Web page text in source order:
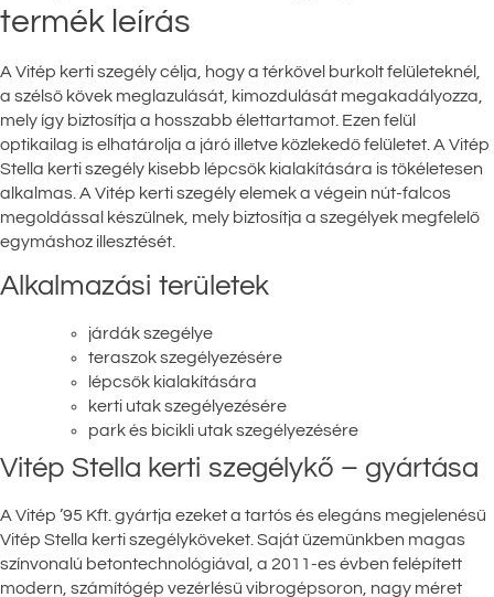
termék leírás
A Vitép kerti szegély célja, hogy a térkővel burkolt felületeknél,
a szélső kövek meglazulását, kimozdulását megakadályozza,
mely így biztosítja a hosszabb élettartamot. Ezen felül
optikailag is elhatárolja a járó illetve közlekedő felületet. A Vitép
Stella kerti szegély kisebb lépcsők kialakítására is tökéletesen
alkalmas. A Vitép kerti szegély elemek a végein nút-falcos
megoldással készülnek, mely biztosítja a szegélyek megfelelő
egymáshoz illesztését.
Alkalmazási területek
járdák szegélye
teraszok szegélyezésére
lépcsők kialakítására
kerti utak szegélyezésére
park és bicikli utak szegélyezésére
Vitép Stella kerti szegélykő – gyártása
A Vitép ’95 Kft. gyártja ezeket a tartós és elegáns megjelenésű
Vitép Stella kerti szegélyköveket. Saját üzemünkben magas
színvonalú betontechnológiával, a 2011-es évben felépített
modern, számítógép vezérlésű vibrogépsoron, nagy méret